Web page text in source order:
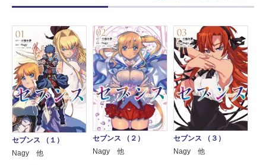
セブンス （１）
Nagy 他
セブンス （２）
Nagy 他
セブンス （３）
Nagy 他